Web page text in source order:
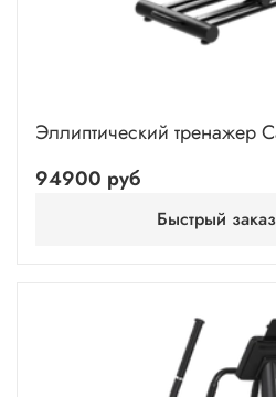
Эллиптический тренажер
94900 руб
Быстрый заказ